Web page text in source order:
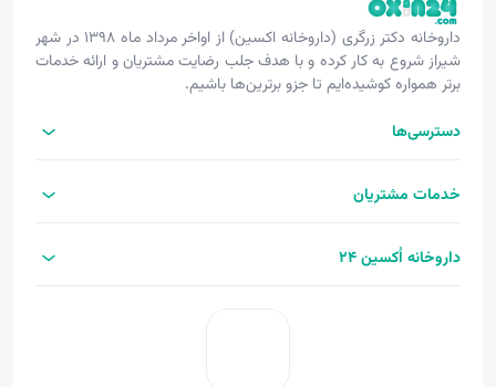
داروخانه دکتر زرگری (داروخانه اکسین) از اواخر مرداد ماه ۱۳۹۸ در شهر
شیراز شروع به کار کرده و با هدف جلب رضایت مشتریان و ارائه خدمات
برتر همواره کوشیده‌ایم تا جزو برترین‌ها باشیم.
دسترسی‌ها
خدمات مشتریان
داروخانه اُکسین 24